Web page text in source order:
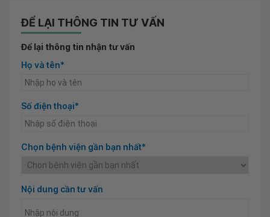
ĐỂ LẠI THÔNG TIN TƯ VẤN
Để lại thông tin nhận tư vấn
Họ và tên*
Số điện thoại*
Chọn bệnh viện gần bạn nhất*
Nội dung cần tư vấn